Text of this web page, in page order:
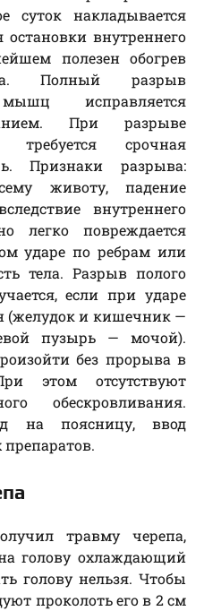
суток накладывается
внутреннего
полезен обогрев
Полный разрыв
исправляется
При разрыве
требуется срочная
Признаки разрыва:
животу, падение
внутреннего
легко повреждается
ударе по ребрам или
тела. Разрыв полого
если при ударе
(желудок и кишечник —
пузырь — мочой).
без прорыва в
этом отсутствуют
обескровливания.
на поясницу, ввод
травму черепа,
голову охлаждающий
голову нельзя. Чтобы
проколоть его в 2 см